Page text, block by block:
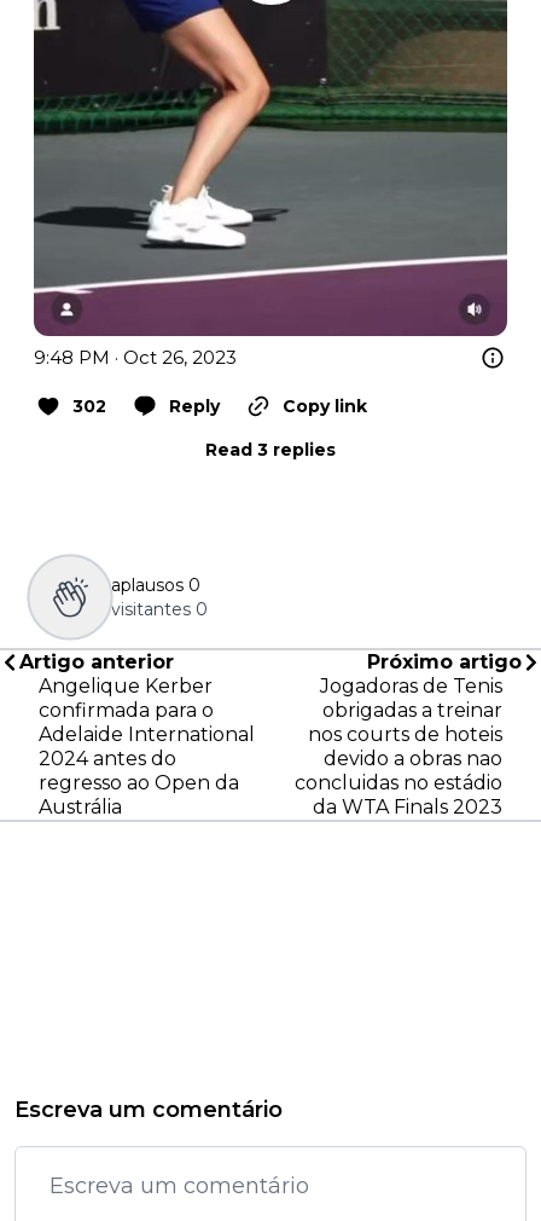
9:48 PM · Oct 26, 2023
302 Reply
Copy link
Read 3 replies
aplausos 0
visitantes 0
Artigo anterior
Angelique Kerber
confirmada para o
Adelaide International
2024 antes do
regresso ao Open da
Austrália
Próximo artigo
Jogadoras de Tenis
obrigadas a treinar
nos courts de hoteis
devido a obras nao
concluidas no estádio
da WTA Finals 2023
Escreva um comentário